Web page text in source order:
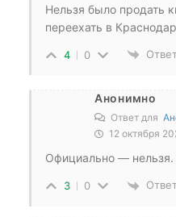
Нельзя было продать
переехать в
4 0
Анонимно
Ответ для
12 октября
Официально —
3 0